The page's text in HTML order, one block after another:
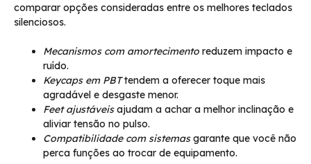
comparar opções consideradas entre os melhores teclados
silenciosos.
Mecanismos com amortecimento reduzem impacto e
ruído.
Keycaps em PBTtendem a oferecer toque mais
agradável e desgaste menor.
Feet ajustáveisajudam a achar a melhor inclinação e
aliviar tensão no pulso.
Compatibilidade com sistemasgarante que você não
perca funções ao trocar de equipamento.